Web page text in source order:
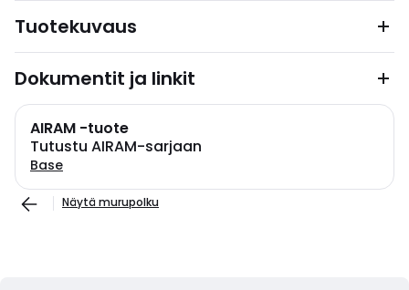
Tuotekuvaus
Dokumentit ja linkit
AIRAM -tuote
Tutustu AIRAM-sarjaan
Base
Näytä murupolku